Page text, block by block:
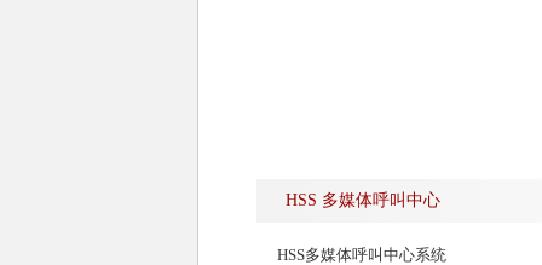
HSS 多媒体呼叫中心
HSS多媒体呼叫中心系统